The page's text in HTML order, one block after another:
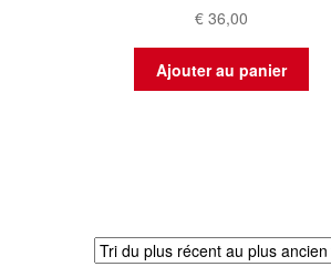
€ 36,00
Ajouter au panier